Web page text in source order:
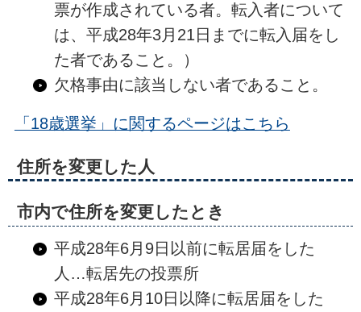
票が作成されている者。転入者について
は、平成28年3月21日までに転入届をし
た者であること。）
欠格事由に該当しない者であること。
「18歳選挙」に関するページはこちら
住所を変更した人
市内で住所を変更したとき
平成28年6月9日以前に転居届をした
人…転居先の投票所
平成28年6月10日以降に転居届をした